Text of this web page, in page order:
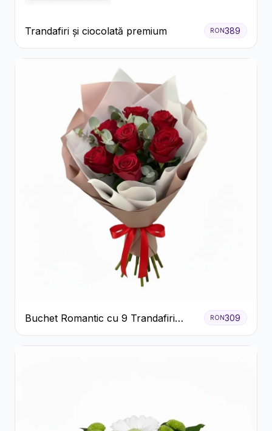
Trandafiri și ciocolată premium RON389
Buchet Romantic cu 9 Trandafiri
Roșii
RON309